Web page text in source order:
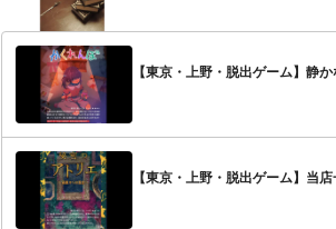
【東京・上野・脱出ゲーム】静
【東京・上野・脱出ゲーム】当